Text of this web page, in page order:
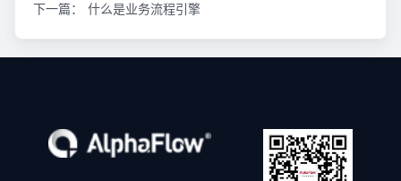
下一篇：
什么是业务流程引擎